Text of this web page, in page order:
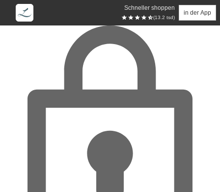
Schneller shoppen
(13.2 tsd)
in der App
Zum Hauptinhalt springen